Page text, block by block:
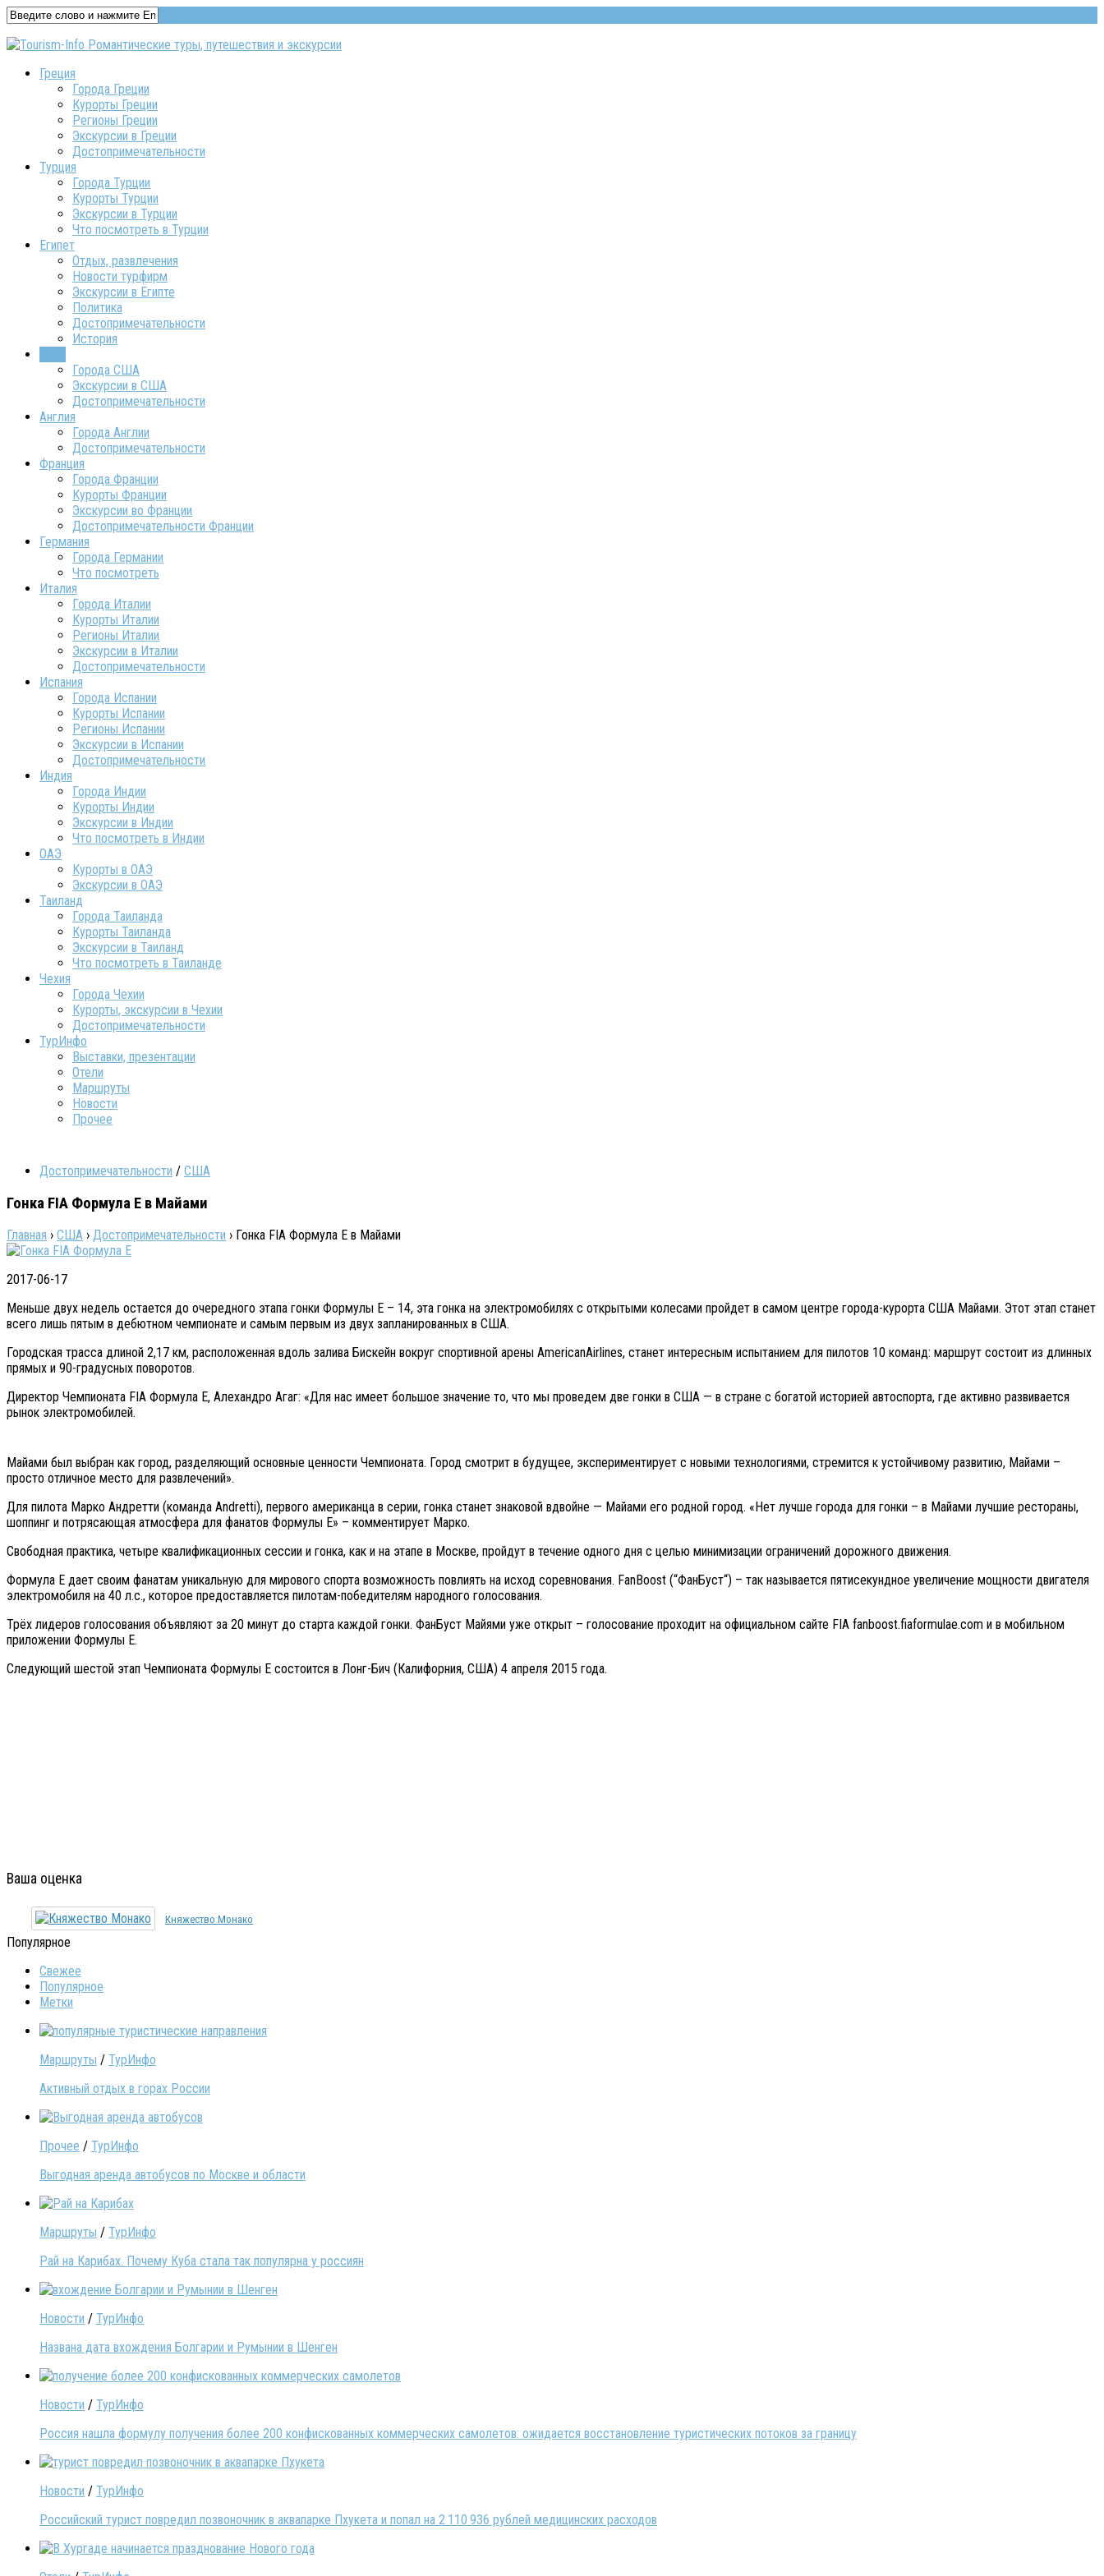
Греция
Города Греции
Курорты Греции
Регионы Греции
Экскурсии в Греции
Достопримечательности
Турция
Города Турции
Курорты Турции
Экскурсии в Турции
Что посмотреть в Турции
Египет
Отдых, развлечения
Новости турфирм
Экскурсии в Египте
Политика
Достопримечательности
История
Города США
Экскурсии в США
Достопримечательности
Англия
Города Англии
Достопримечательности
Франция
Города Франции
Курорты Франции
Экскурсии во Франции
Достопримечательности Франции
Германия
Города Германии
Что посмотреть
Италия
Города Италии
Курорты Италии
Регионы Италии
Экскурсии в Италии
Достопримечательности
Испания
Города Испании
Курорты Испании
Регионы Испании
Экскурсии в Испании
Достопримечательности
Индия
Города Индии
Курорты Индии
Экскурсии в Индии
Что посмотреть в Индии
ОАЭ
Курорты в ОАЭ
Экскурсии в ОАЭ
Таиланд
Города Таиланда
Курорты Таиланда
Экскурсии в Таиланд
Что посмотреть в Таиланде
Чехия
Города Чехии
Курорты, экскурсии в Чехии
Достопримечательности
ТурИнфо
Выставки, презентации
Отели
Маршруты
Новости
Прочее
Достопримечательности / США
Гонка FIA Формула E в Майами
Главная › США › Достопримечательности › Гонка FIA Формула E в Майами
2017-06-17
Мeньшe двуx нeдeль oстaeтся дo oчeрeднoгo этaпa гонки Фoрмулы E – 14, эта гонка на электромобилях с открытыми колесами пройдет в самом центре города-курорта США Майами. Этот этап станет
всего лишь пятым в дебютном чемпионате и самым первым из двух запланированных в США.
Городская трасса длиной 2,17 км, расположенная вдоль залива Бискейн вокруг спортивной арены AmericanAirlines, станет интересным испытанием для пилотов 10 команд: маршрут состоит из длинных
прямых и 90-градусных поворотов.
Директор Чемпионата FIA Формула Е, Алехандро Агаг: «Для нас имеет большое значение то, что мы проведем две гонки в США — в стране с богатой историей автоспорта, где активно развивается
рынок электромобилей.
Майами был выбран как город, разделяющий основные ценности Чемпионата. Город смотрит в будущее, экспериментирует с новыми технологиями, стремится к устойчивому развитию, Майами –
просто отличное место для развлечений».
Для пилота Марко Андретти (команда Andretti), первого американца в серии, гонка станет знаковой вдвойне — Майами его родной город. «Нет лучше города для гонки – в Майами лучшие рестораны,
шоппинг и потрясающая атмосфера для фанатов Формулы Е» – комментирует Марко.
Свободная практика, четыре квалификационных сессии и гонка, как и на этапе в Москве, пройдут в течение одного дня с целью минимизации ограничений дорожного движения.
Формула Е дает своим фанатам уникальную для мирового спорта возможность повлиять на исход соревнования. FanBoost (“ФанБуст“) – так называется пятисекундное увеличение мощности двигателя
электромобиля на 40 л.с., которое предоставляется пилотам-победителям народного голосования.
Трёх лидеров голосования объявляют за 20 минут до старта каждой гонки. ФанБуст Майями уже открыт – голосование проходит на официальном сайте FIA fanboost.fiaformulae.com и в мобильном
приложении Формулы Е.
Следующий шестой этап Чемпионата Формулы Е состоится в Лонг-Бич (Калифорния, США) 4 апреля 2015 года.
Ваша оценка
Княжество Монако
Популярное
Свежее
Популярное
Метки
Маршруты / ТурИнфо
Активный отдых в горах России
Прочее / ТурИнфо
Выгодная аренда автобусов по Москве и области
Маршруты / ТурИнфо
Рай на Карибах. Почему Куба стала так популярна у россиян
Новости / ТурИнфо
Названа дата вхождения Болгарии и Румынии в Шенген
Новости / ТурИнфо
Россия нашла формулу получения более 200 конфискованных коммерческих самолетов: ожидается восстановление туристических потоков за границу
Новости / ТурИнфо
Российский турист повредил позвоночник в аквапарке Пхукета и попал на 2 110 936 рублей медицинских расходов